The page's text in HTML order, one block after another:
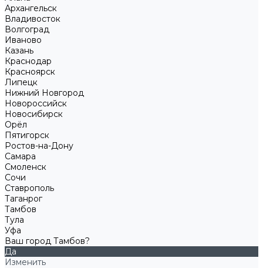
Архангельск
Владивосток
Волгоград
Иваново
Казань
Краснодар
Красноярск
Липецк
Нижний Новгород
Новороссийск
Новосибирск
Орёл
Пятигорск
Ростов-на-Дону
Самара
Смоленск
Сочи
Ставрополь
Таганрог
Тамбов
Тула
Уфа
Ваш город Тамбов?
Да
Изменить